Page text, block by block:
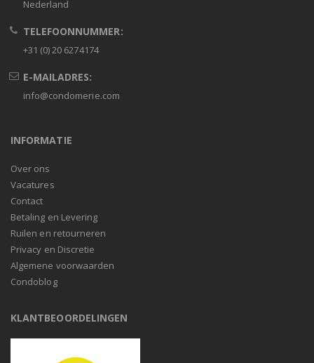
Nederland
TELEFOONNUMMER:
+31 (0) 20 6274174
E-MAILADRES:
info@condomerie.com
INFORMATIE
Over ons
Vacatures
Contact
Betaling en Levering
Ruilen en retourneren
Privacy en Discretie
Algemene voorwaarden
Condoblog
KLANTBEOORDELINGEN